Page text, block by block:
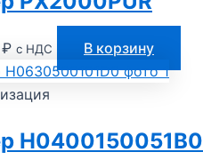
₽ с НДС В корзину
H0400150051B0